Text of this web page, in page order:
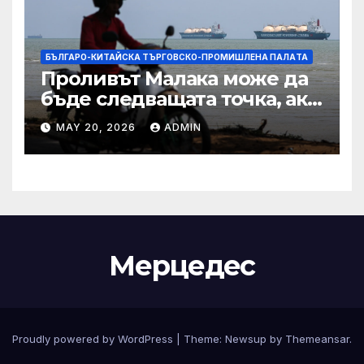
БЪЛГАРО-КИТАЙСКА ТЪРГОВСКО-ПРОМИШЛЕНА ПАЛAТА
Проливът Малака може да
бъде следващата точка, ако
Азия не внимава
MAY 20, 2026 ADMIN
Мерцедес
Proudly powered by WordPress Theme: Newsup by Themeansar.